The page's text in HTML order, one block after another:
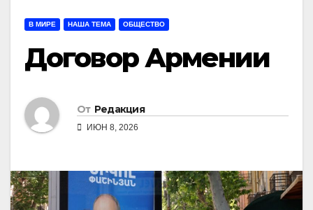
В МИРЕ НАША ТЕМА ОБЩЕСТВО
Договор Армении
От Редакция
ИЮН 8, 2026